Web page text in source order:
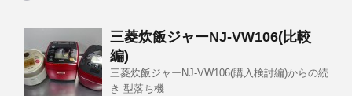
三菱炊飯ジャーNJ-VW106(比較
編)
三菱炊飯ジャーNJ-VW106(購入検討編)からの続
き 型落ち機